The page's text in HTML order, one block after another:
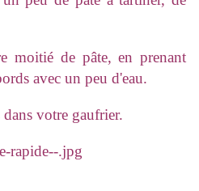
moitié de pâte, en prenant
avec un peu d'eau.
votre gaufrier.